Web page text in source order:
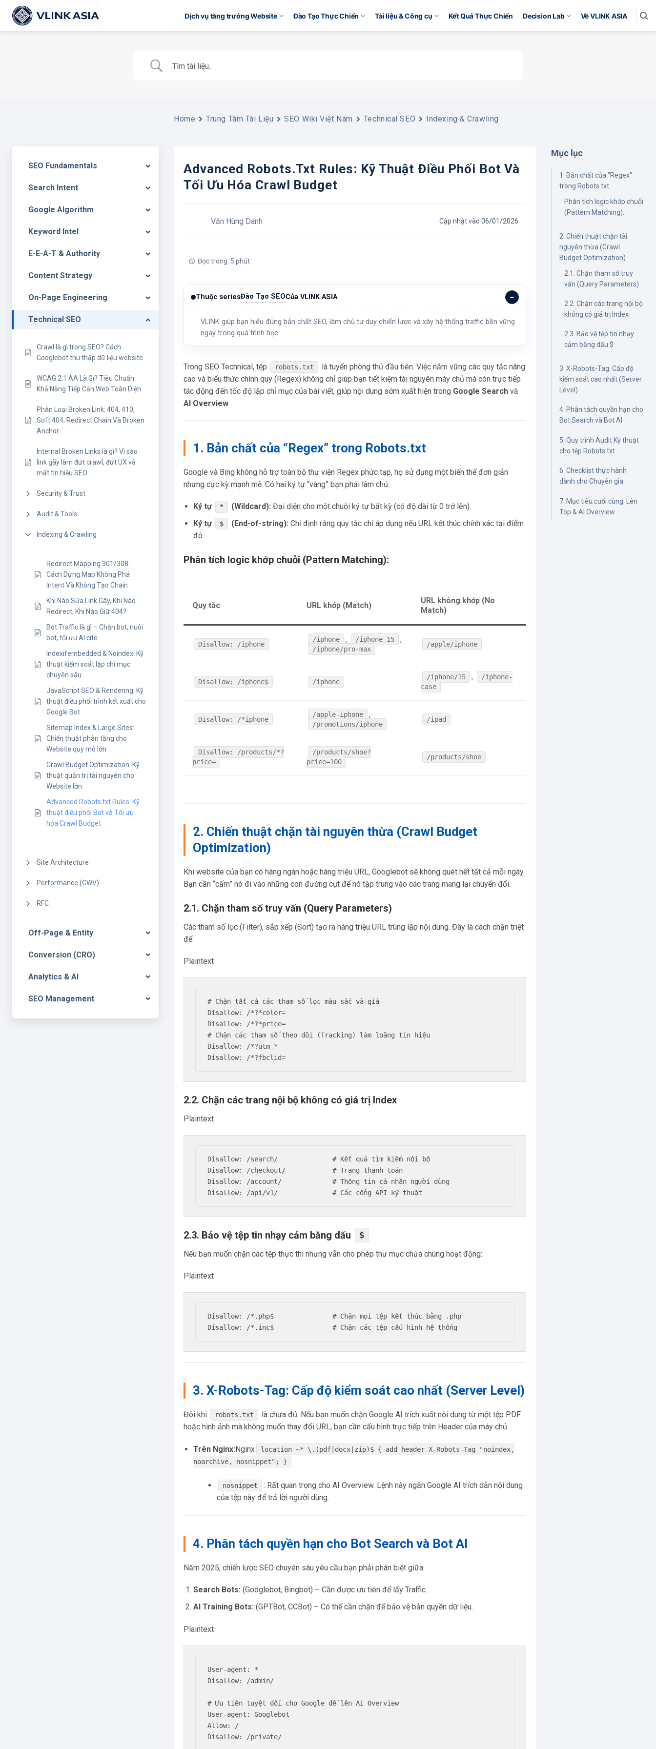
qua
nội
Dịch vụ tăng trưởng Website Đào Tạo Thực Chiến Tài liệu & Công cụ Kết Quả Thực Chiến Decision Lab Về VLINK ASIA
SEO Fundamentals
Search Intent
Google Algorithm
Keyword Intel
E-E-A-T & Authority
Content Strategy
On-Page Engineering
Technical SEO
Crawl là gì trong SEO? Cách
Googlebot thu thập dữ liệu website
WCAG 2.1 AA Là Gì? Tiêu Chuẩn
Khả Năng Tiếp Cận Web Toàn Diện
Phân Loại Broken Link: 404, 410,
Soft 404, Redirect Chain Và Broken
Anchor
Internal Broken Links là gì? Vì sao
link gãy làm đứt crawl, đứt UX và
mất tín hiệu SEO
Security & Trust
Audit & Tools
Indexing & Crawling
Redirect Mapping 301/308:
Cách Dựng Map Không Phá
Intent Và Không Tạo Chain
Khi Nào Sửa Link Gãy, Khi Nào
Redirect, Khi Nào Giữ 404?
Bot Traffic là gì – Chặn bot, nuôi
bot, tối ưu AI cite
Indexifembedded & Noindex: Kỹ
thuật kiểm soát lập chỉ mục
chuyên sâu
JavaScript SEO & Rendering: Kỹ
thuật điều phối trình kết xuất cho
Google Bot
Sitemap Index & Large Sites:
Chiến thuật phân tầng cho
Website quy mô lớn
Crawl Budget Optimization: Kỹ
thuật quản trị tài nguyên cho
Website lớn
Advanced Robots.txt Rules: Kỹ
thuật điều phối Bot và Tối ưu
hóa Crawl Budget
Site Architecture
Performance (CWV)
RFC
Off-Page & Entity
Conversion (CRO)
Analytics & AI
SEO Management
Home Trung Tâm Tài Liệu SEO Wiki Việt Nam Technical SEO Indexing & Crawling
Advanced Robots.txt Rules: Kỹ Thuật Điều Phối Bot Và
Tối Ưu Hóa Crawl Budget
Văn Hùng Danh Cập nhật vào 06/01/2026
Đọc trong: 5 phút
Thuộc seriesĐào Tạo SEOCủa VLINK ASIA
VLINK giúp bạn hiểu đúng bản chất SEO, làm chủ tư duy chiến lược và xây hệ thống traffic bền vững
ngay trong quá trình học.
Trong SEO Technical, tệp robots.txt
là tuyến phòng thủ đầu tiên. Việc nắm vững các quy tắc nâng
cao và biểu thức chính quy (Regex) không chỉ giúp bạn tiết kiệm tài nguyên máy chủ mà còn trực tiếp
tác động đến tốc độ lập chỉ mục của bài viết, giúp nội dung sớm xuất hiện trong Google Searchvà
AI Overview.
1. Bản chất của “Regex” trong Robots.txt
Google và Bing không hỗ trợ toàn bộ thư viện Regex phức tạp, họ sử dụng một biến thể đơn giản
nhưng cực kỳ mạnh mẽ. Có hai ký tự “vàng” bạn phải làm chủ:
Ký tự * (Wildcard): Đại diện cho một chuỗi ký tự bất kỳ (có độ dài từ 0 trở lên).
Ký tự
$ (End-of-string): Chỉ định rằng quy tắc chỉ áp dụng nếu URL kết thúc chính xác tại điểm
đó.
Phân tích logic khớp chuỗi (Pattern Matching):
Quy tắc URL khớp (Match)
URL không khớp (No
Match)
Disallow: /iphone
/iphone , /iphone-15 ,
/iphone/pro-max
/apple/iphone
Disallow: /iphone$ /iphone
/iphone/15 ,
/iphone-
case
Disallow: /*iphone
/apple-iphone ,
/promotions/iphone
/ipad
Disallow: /products/*?
price=
/products/shoe?
price=100
/products/shoe
2. Chiến thuật chặn tài nguyên thừa (Crawl Budget
Optimization)
Khi website của bạn có hàng ngàn hoặc hàng triệu URL, Googlebot sẽ không quét hết tất cả mỗi ngày.
Bạn cần “cấm” nó đi vào những con đường cụt để nó tập trung vào các trang mang lại chuyển đổi.
2.1. Chặn tham số truy vấn (Query Parameters)
Các tham số lọc (Filter), sắp xếp (Sort) tạo ra hàng triệu URL trùng lặp nội dung. Đây là cách chặn triệt
để:
Plaintext
# Chặn tất cả các tham số lọc màu sắc và giá
Disallow: /*?*color=
Disallow: /*?*price=
# Chặn các tham số theo dõi (Tracking) làm loãng tín hiệu
Disallow: /*?utm_*
2.2. Chặn các trang nội bộ không có giá trị Index
Plaintext
Disallow: /search/              # Kết quả tìm kiếm nội bộ
Disallow: /checkout/            # Trang thanh toán
Disallow: /account/             # Thông tin cá nhân người dùng
2.3. Bảo vệ tệp tin nhạy cảm bằng dấu $
Nếu bạn muốn chặn các tệp thực thi nhưng vẫn cho phép thư mục chứa chúng hoạt động:
Plaintext
Disallow: /*.php$               # Chặn mọi tệp kết thúc bằng .php
3. X-Robots-Tag: Cấp độ kiểm soát cao nhất (Server Level)
Đôi khi robots.txt
là chưa đủ. Nếu bạn muốn chặn Google AI trích xuất nội dung từ một tệp PDF
hoặc hình ảnh mà không muốn thay đổi URL, bạn cần cấu hình trực tiếp trên Header của máy chủ.
Trên Nginx:Nginx
location ~* \.(pdf|docx|zip)$ { add_header X-Robots-Tag "noindex,
noarchive, nosnippet"; }
nosnippet
: Rất quan trọng cho AI Overview. Lệnh này ngăn Google AI trích dẫn nội dung
của tệp này để trả lời người dùng.
4. Phân tách quyền hạn cho Bot Search và Bot AI
Năm 2025, chiến lược SEO chuyên sâu yêu cầu bạn phải phân biệt giữa:
Search Bots: (Googlebot, Bingbot) – Cần được ưu tiên để lấy Traffic.
AI Training Bots: (GPTBot, CCBot) – Có thể cần chặn để bảo vệ bản quyền dữ liệu.
Plaintext
User-agent: *
Disallow: /admin/
# Ưu tiên tuyệt đối cho Google để lên AI Overview
User-agent: Googlebot
Allow: /
Disallow: /private/
Mục lục
1. Bản chất của "Regex"
trong Robots.txt
Phân tích logic khớp chuỗi
(Pattern Matching):
2. Chiến thuật chặn tài
nguyên thừa (Crawl
Budget Optimization)
2.1. Chặn tham số truy
vấn (Query Parameters)
2.2. Chặn các trang nội bộ
không có giá trị Index
2.3. Bảo vệ tệp tin nhạy
cảm bằng dấu $
3. X-Robots-Tag: Cấp độ
kiểm soát cao nhất (Server
Level)
4. Phân tách quyền hạn cho
Bot Search và Bot AI
5. Quy trình Audit Kỹ thuật
cho tệp Robots.txt
6. Checklist thực hành
dành cho Chuyên gia
7. Mục tiêu cuối cùng: Lên
Top & AI Overview